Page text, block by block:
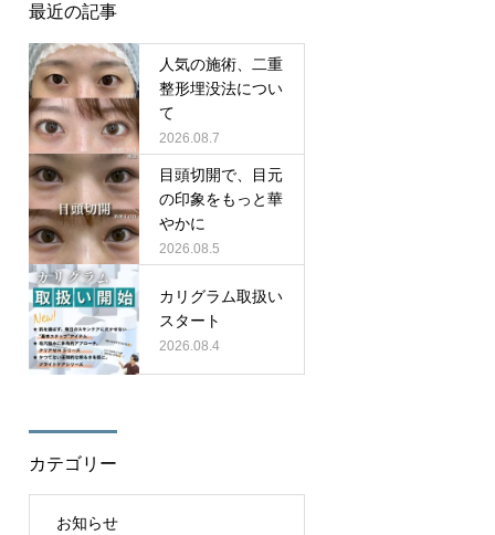
最近の記事
人気の施術、二重
整形埋没法につい
て
2026.08.7
目頭切開で、目元
の印象をもっと華
やかに
2026.08.5
カリグラム取扱い
スタート
2026.08.4
カテゴリー
お知らせ